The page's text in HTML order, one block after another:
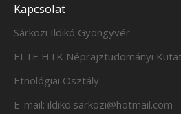
Kapcsolat
Sárközi Ildikó Gyöngyvér
ELTE HTK Néprajztudományi
Etnológiai Osztály
E-mail: ildiko.sarkozi@hotmail.com